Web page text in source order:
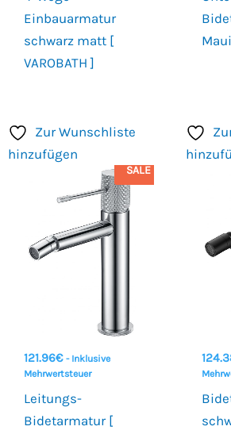
Einbauarmatur
schwarz matt [
VAROBATH ]
Zur Wunschliste
hinzufügen
SALE
121.96€ - Inklusive
Mehrwertsteuer
Leitungs-
Bidetarmatur [